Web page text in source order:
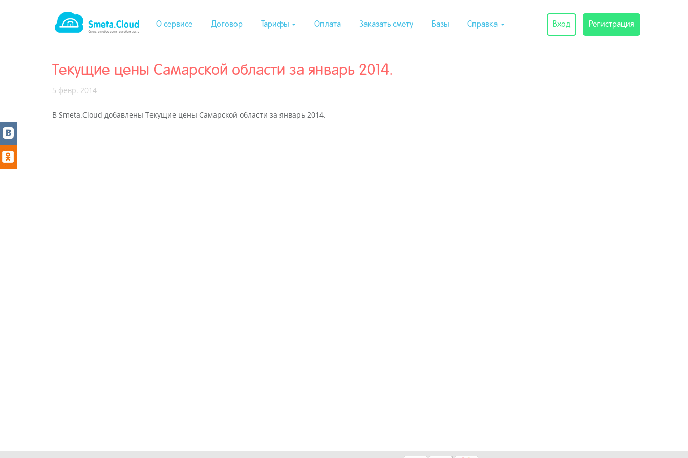
О сервисе Договор Тарифы Оплата Заказать смету Базы Справка Вход Регистрация
Текущие цены Самарской области за январь 2014.
5 февр. 2014
В Smeta.Cloud добавлены Текущие цены Самарской области за январь 2014.